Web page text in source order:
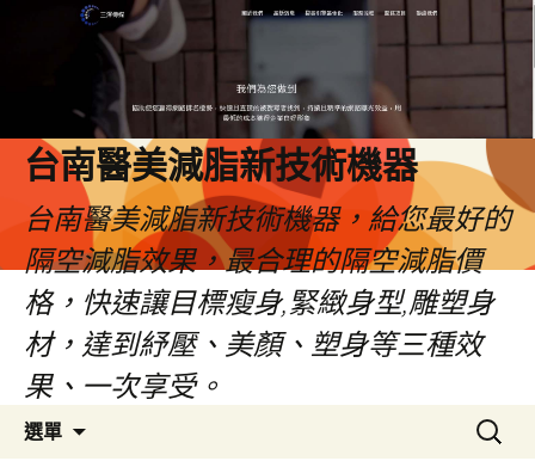
台南醫美減脂新技術機器
台南醫美減脂新技術機器，給您最好的
隔空減脂效果，最合理的隔空減脂價
格，快速讓目標瘦身,緊緻身型,雕塑身
材，達到紓壓、美顏、塑身等三種效
果、一次享受。
選單
搜
尋